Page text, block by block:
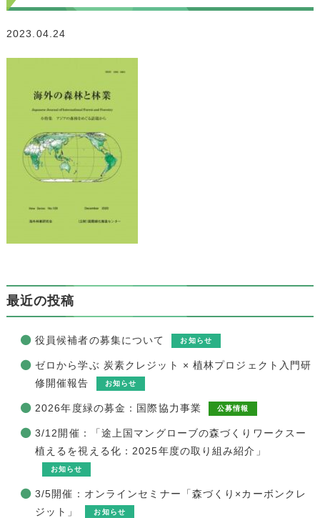
2023.04.24
最近の投稿
役員候補者の募集について お知らせ
ゼロから学ぶ 炭素クレジット × 植林プロジェクト入門研
修開催報告
お知らせ
2026年度緑の募金：国際協力事業 公募情報
3/12開催：「途上国マングローブの森づくりワークスー
植えるを視える化：2025年度の取り組み紹介」
お知らせ
3/5開催：オンラインセミナー「森づくり×カーボンクレ
ジット」
お知らせ